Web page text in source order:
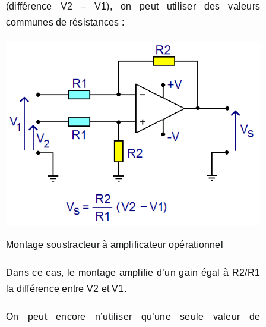
(différence V2 – V1), on peut utiliser des valeurs
communes de résistances :
Montage soustracteur à amplificateur opérationnel
Dans ce cas, le montage amplifie d’un gain égal à R2/R1
la différence entre V2 et V1.
On peut encore n’utiliser qu’une seule valeur de